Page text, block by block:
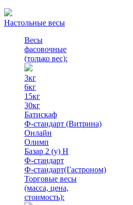
Настольные весы
Весы
фасовочные
(только вес):
3кг
6кг
15кг
30кг
Батискаф
Ф-стандарт (Витрина)
Онлайн
Олимп
Базар 2 (у) Н
Ф-стандарт
Ф-стандарт(Гастроном)
Торговые весы
(масса, цена,
стоимость):